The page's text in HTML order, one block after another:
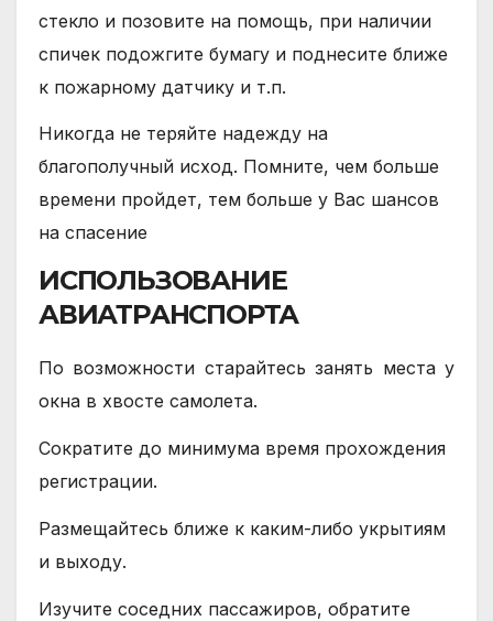
стекло и позовите на помощь, при наличии
спичек подожгите бумагу и поднесите ближе
к пожарному датчику и т.п.
Никогда не теряйте надежду на
благополучный исход. Помните, чем больше
времени пройдет, тем больше у Вас шансов
на спасение
ИСПОЛЬЗОВАНИЕ
АВИАТРАНСПОРТА
По возможности старайтесь занять места у
окна в хвосте самолета.
Сократите до минимума время прохождения
регистрации.
Размещайтесь ближе к каким-либо укрытиям
и выходу.
Изучите соседних пассажиров, обратите